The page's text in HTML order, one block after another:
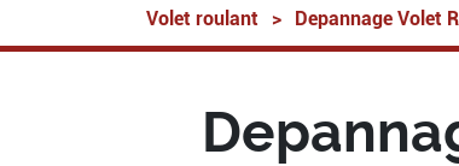
Volet roulant > Depannage Volet